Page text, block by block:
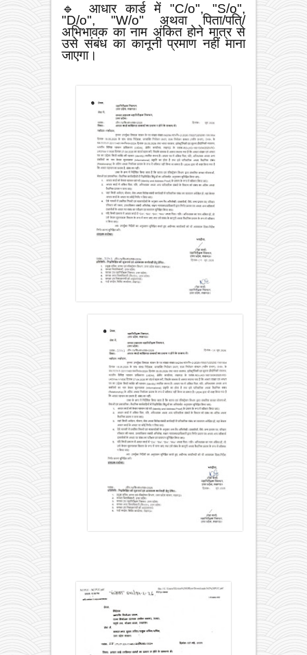
🔹 आधार कार्ड में "C/o", "S/o",
"D/o", "W/o" अथवा पिता/पति/
अभिभावक का नाम अंकित होने मात्र से
उसे संबंध का कानूनी प्रमाण नहीं माना
जाएगा।